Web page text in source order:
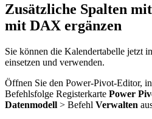
Zusätzliche Spalten
mit DAX ergänzen
Sie können die Kalendertabelle jetzt
einsetzen und verwenden.
Öffnen Sie den Power-Pivot-Editor,
Befehlsfolge Registerkarte Power
Datenmodell > Befehl Verwalten